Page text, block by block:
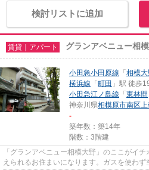
検討リストに追加
賃貸｜アパート グランアベニュー相
小田急小田原線 「 相模
横浜線 「 町田 」駅 徒歩
小田急江ノ島線 「 東林間
神奈川県相模原市南区
-
築年数：築14年
階数：3階建
「グランアベニュー相模大野」のここがイ
えられるお住まいになります。ガスを使わ